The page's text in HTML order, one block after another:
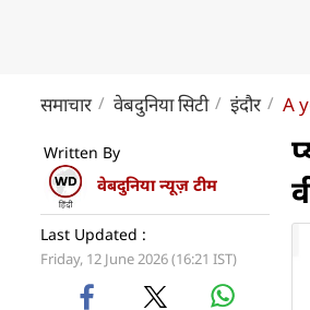
समाचार वेबदुनिया सिटी इंदौर A
Written By
वेबदुनिया न्यूज़ टीम
Last Updated :
Friday, 12 June 2026 (16:21 IST)